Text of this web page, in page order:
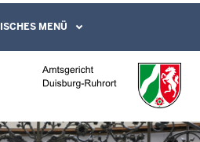
Ruhrort:
MENÜ